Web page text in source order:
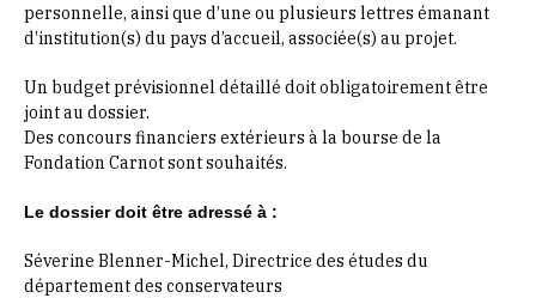
personnelle, ainsi que d’une ou plusieurs lettres émanant
d’institution(s) du pays d’accueil, associée(s) au projet.
Un budget prévisionnel détaillé doit obligatoirement être
joint au dossier.
Des concours financiers extérieurs à la bourse de la
Fondation Carnot sont souhaités.
Le dossier doit être adressé à :
Séverine Blenner-Michel, Directrice des études du
département des conservateurs